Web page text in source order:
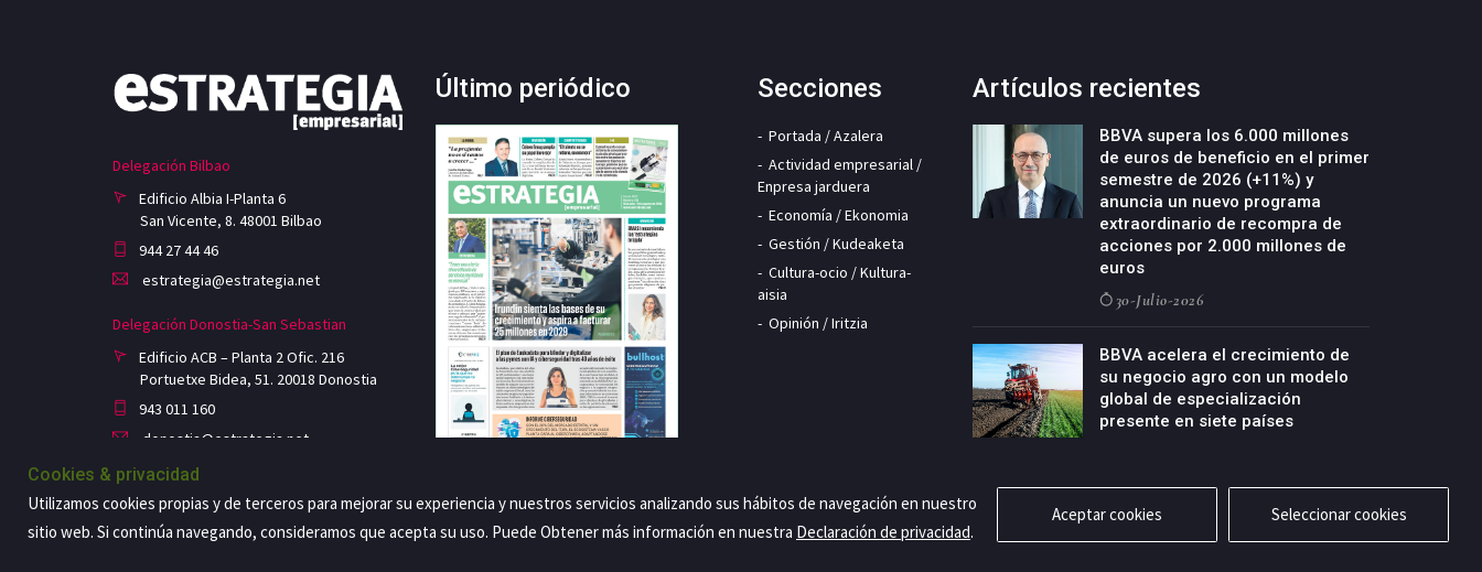
Delegación Bilbao
Edificio Albia I-Planta 6
San Vicente, 8. 48001 Bilbao
944 27 44 46
estrategia@estrategia.net
Delegación Donostia-San Sebastian
Edificio ACB – Planta 2 Ofic. 216
Portuetxe Bidea, 51. 20018 Donostia
943 011 160
donostia@estrategia.net
Último periódico Secciones
Portada / Azalera
Actividad empresarial /
Enpresa jarduera
Economía / Ekonomia
Gestión / Kudeaketa
Cultura-ocio / Kultura-
aisia
Opinión / Iritzia
Artículos recientes
BBVA supera los 6.000 millones
de euros de beneficio en el primer
semestre de 2026 (+11%) y
anuncia un nuevo programa
extraordinario de recompra de
acciones por 2.000 millones de
euros
30-Julio-2026
BBVA acelera el crecimiento de
su negocio agro con un modelo
global de especialización
presente en siete países
Cookies & privacidad
Utilizamos cookies propias y de terceros para mejorar su experiencia y nuestros servicios analizando sus hábitos de navegación en nuestro
sitio web. Si continúa navegando, consideramos que acepta su uso. Puede Obtener más información en nuestra Declaración de privacidad.
Aceptar cookies Seleccionar cookies